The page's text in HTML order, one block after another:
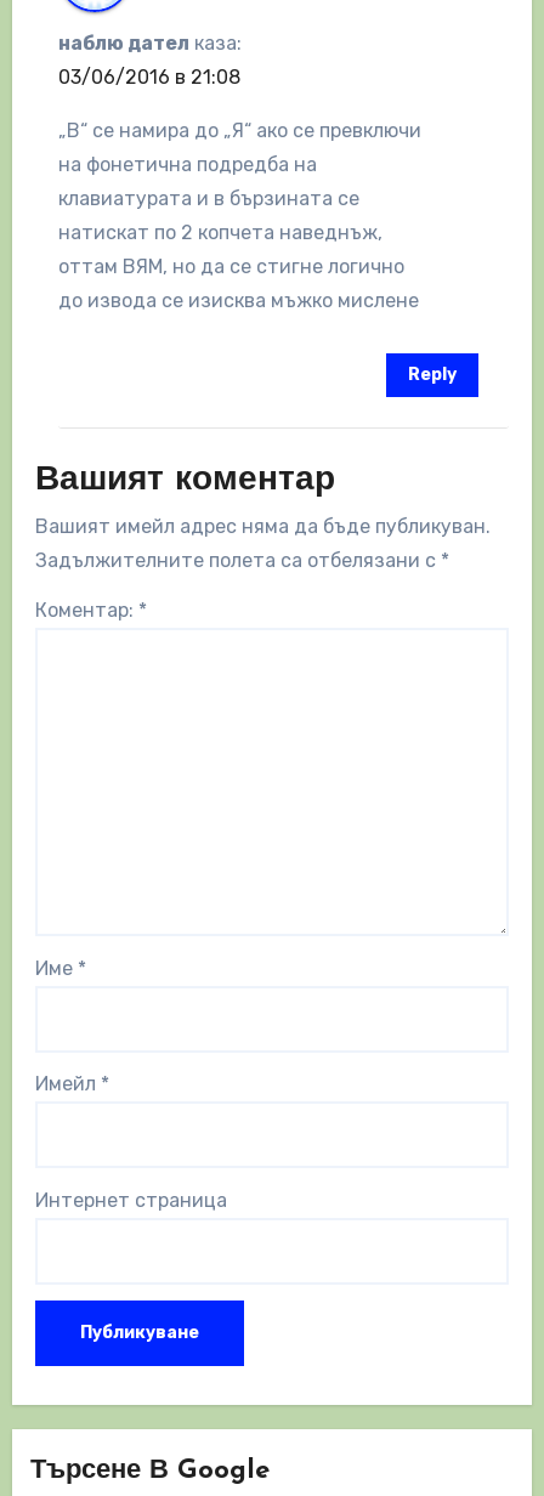
наблю дател каза:
03/06/2016 в 21:08
„В“ се намира до „Я“ ако се превключи
на фонетична подредба на
клавиатурата и в бързината се
натискат по 2 копчета наведнъж,
оттам ВЯМ, но да се стигне логично
до извода се изисква мъжко мислене
Reply
Вашият коментар
Вашият имейл адрес няма да бъде публикуван.
Задължителните полета са отбелязани с *
Коментар: *
Име *
Имейл *
Интернет страница
Търсене В Google